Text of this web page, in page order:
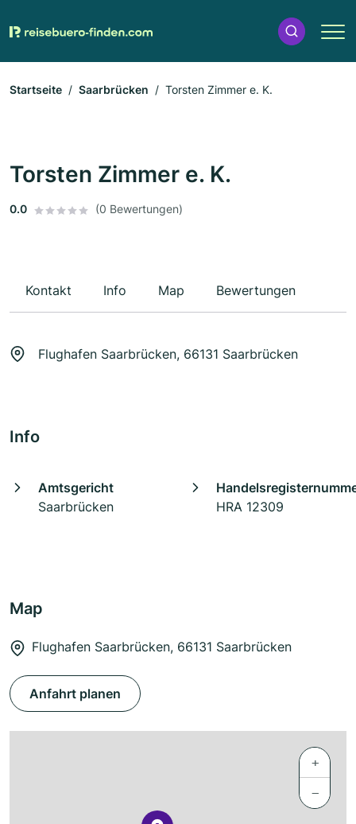
Startseite Saarbrücken Torsten Zimmer e. K.
Torsten Zimmer e. K.
0.0 (0 Bewertungen)
Kontakt Info Map Bewertungen
Flughafen Saarbrücken, 66131 Saarbrücken
Info
Amtsgericht
Saarbrücken
HRA 12309
Map
Flughafen Saarbrücken, 66131 Saarbrücken
Anfahrt planen
+
−